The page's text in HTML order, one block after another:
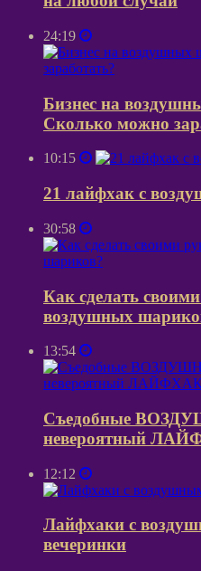
24:19
Бизнес на
Сколько можно
10:15
21 лайфхак с
30:58
Как сделать
воздушных
13:54
Съедобные
невероятный
12:12
Лайфхаки с
вечеринки